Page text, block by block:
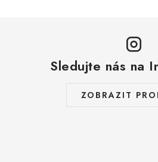
Sledujte nás na
ZOBRAZIT